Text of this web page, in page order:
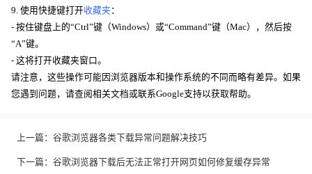
9. 使用快捷键打开收藏夹 ：
- 按住键盘上的“Ctrl”键（Windows）或“Command”键（Mac），然后按
“A”键。
- 这将打开收藏夹窗口。
请注意，这些操作可能因浏览器版本和操作系统的不同而略有差异。如果
您遇到问题，请查阅相关文档或联系Google支持以获取帮助。
上一篇： 谷歌浏览器各类下载异常问题解决技巧
下一篇： 谷歌浏览器下载后无法正常打开网页如何修复缓存异常